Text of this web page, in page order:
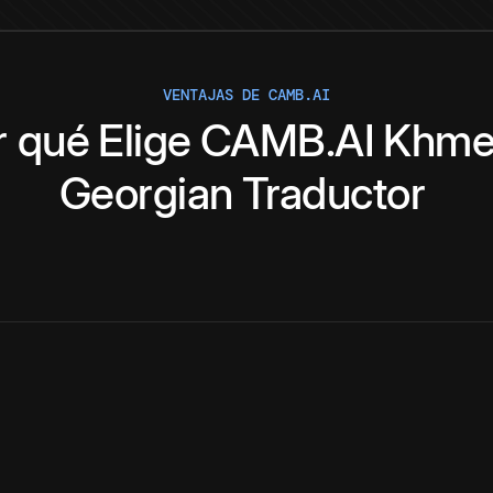
VENTAJAS DE CAMB.AI
qué Elige CAMB.AI
Georgian Traductor